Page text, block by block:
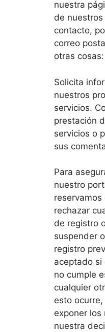
nuestra
de
contacto,
correo
otras cosas:
Solicita
nuestros
servicios.
prestación
servicios o
sus
Para
nuestro
rechazar
de registro
suspender
registro
aceptado si
no cumple
cualquier
esto
exponer los
nuestra